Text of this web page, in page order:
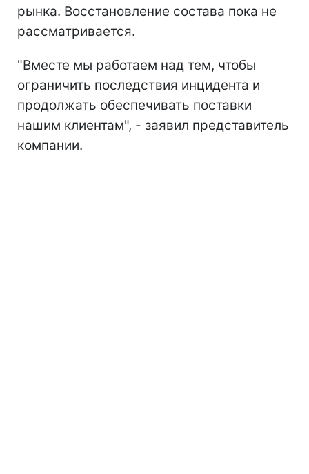
рынка. Восстановление состава пока не
рассматривается.
"Вместе мы работаем над тем, чтобы
ограничить последствия инцидента и
продолжать обеспечивать поставки
нашим клиентам", - заявил представитель
компании.